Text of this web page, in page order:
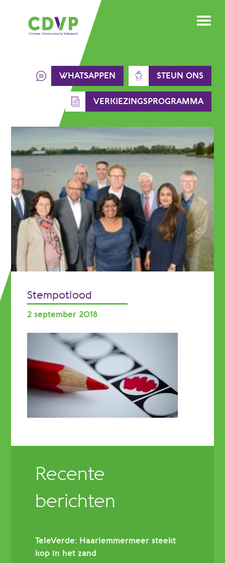
WHATSAPPEN STEUN ONS
VERKIEZINGSPROGRAMMA
Stempotlood
2 september 2018
Recente
berichten
TeleVerde: Haarlemmermeer steekt
kop in het zand